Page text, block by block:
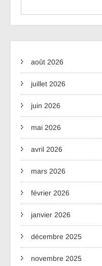
août 2026
juillet 2026
juin 2026
mai 2026
avril 2026
mars 2026
février 2026
janvier 2026
décembre 2025
novembre 2025